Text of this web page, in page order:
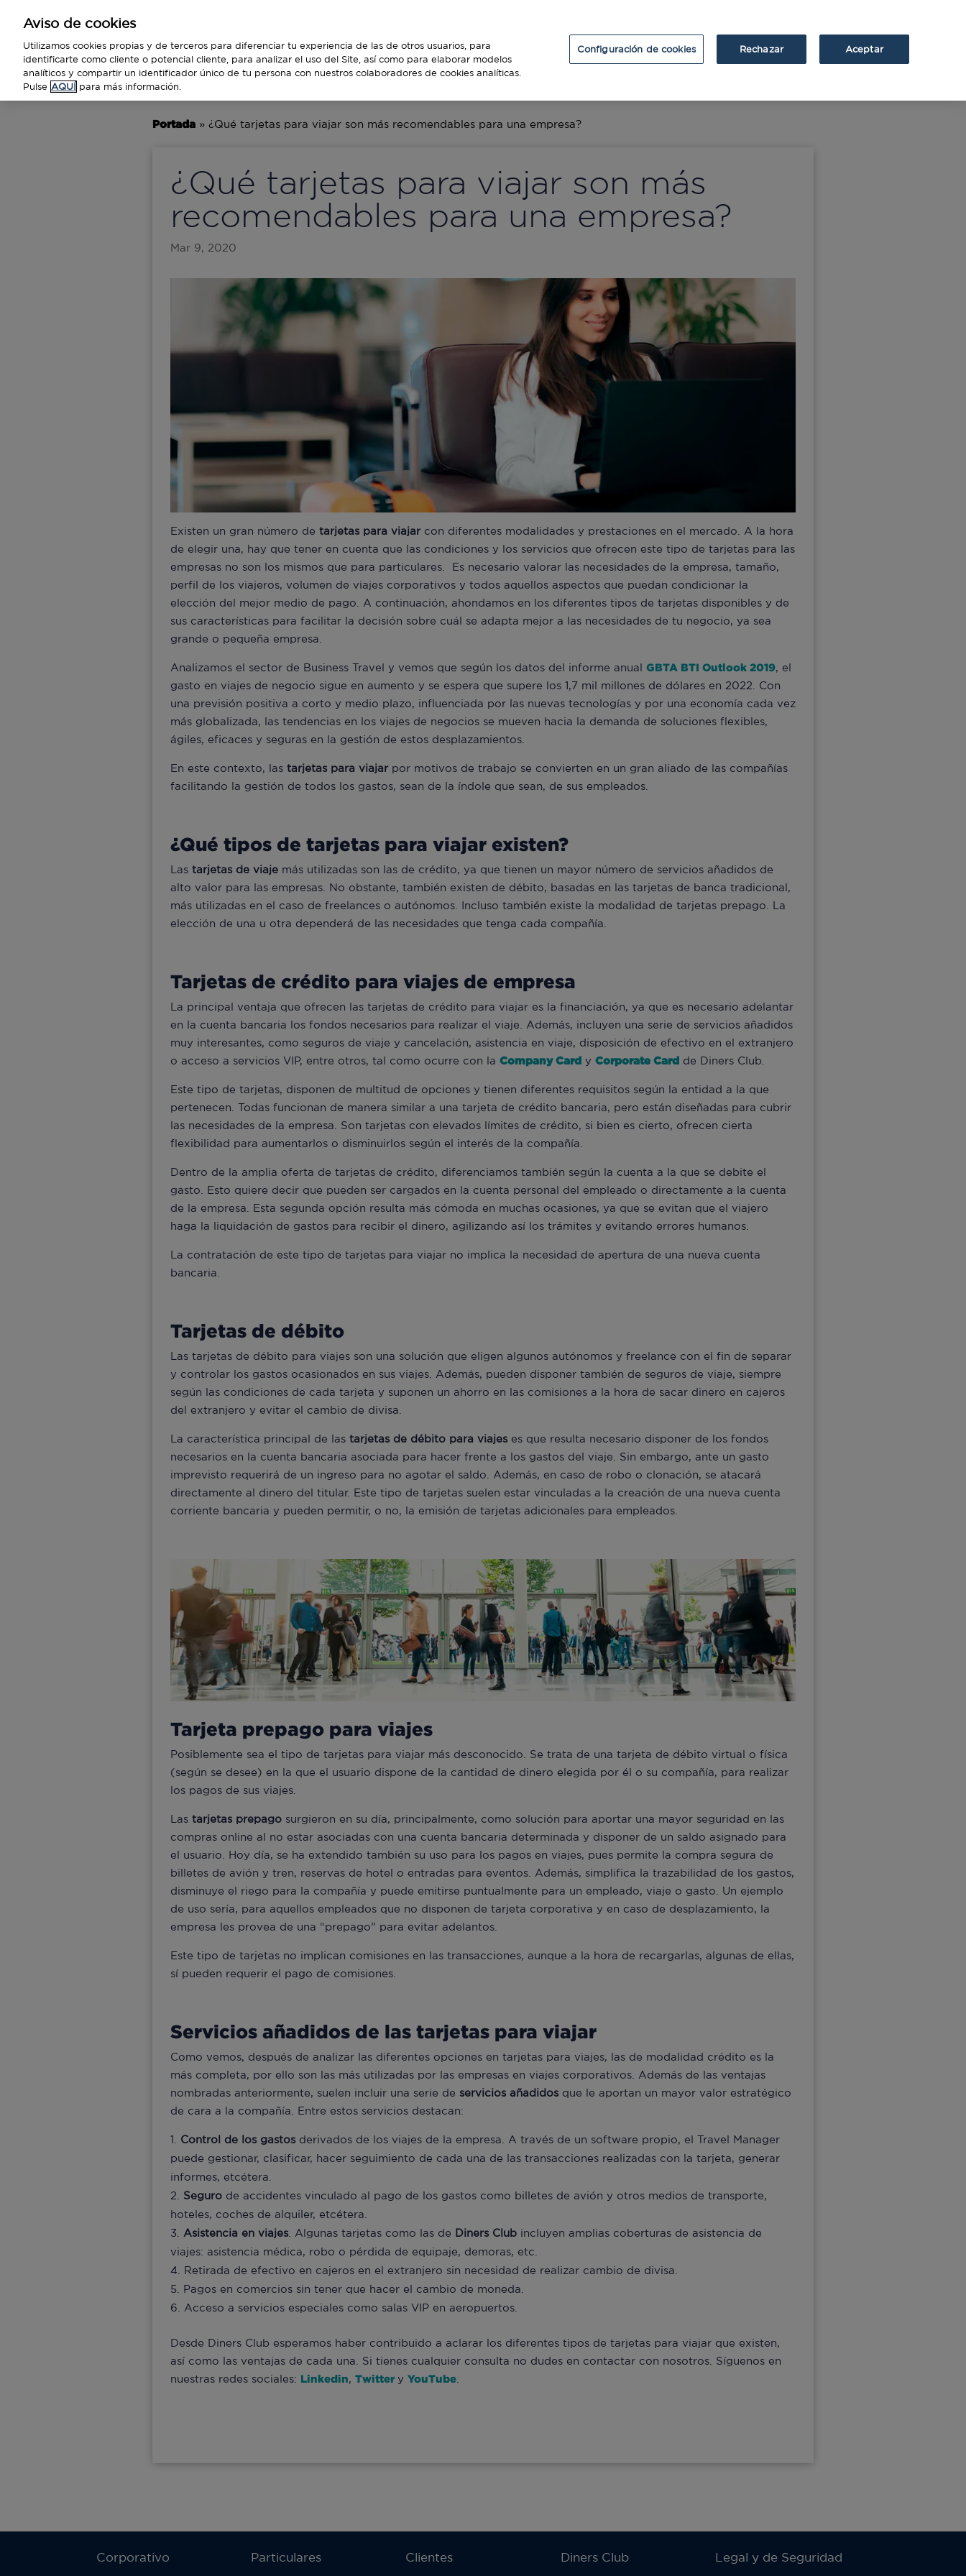
BUSINESS TECNOLOGÍA VIAJES
Portada » ¿Qué tarjetas para viajar son más recomendables para una empresa?
¿Qué tarjetas para viajar son más
recomendables para una empresa?
Mar 9, 2020
Existen un gran número de tarjetas para viajarcon diferentes modalidades y prestaciones en el mercado. A la hora
de elegir una, hay que tener en cuenta que las condiciones y los servicios que ofrecen este tipo de tarjetas para las
empresas no son los mismos que para particulares. Es necesario valorar las necesidades de la empresa, tamaño,
perfil de los viajeros, volumen de viajes corporativos y todos aquellos aspectos que puedan condicionar la
elección del mejor medio de pago. A continuación, ahondamos en los diferentes tipos de tarjetas disponibles y de
sus características para facilitar la decisión sobre cuál se adapta mejor a las necesidades de tu negocio, ya sea
grande o pequeña empresa.
Analizamos el sector de Business Travel y vemos que según los datos del informe anual GBTA BTI Outlook 2019, el
gasto en viajes de negocio sigue en aumento y se espera que supere los 1,7 mil millones de dólares en 2022. Con
una previsión positiva a corto y medio plazo, influenciada por las nuevas tecnologías y por una economía cada vez
más globalizada, las tendencias en los viajes de negocios se mueven hacia la demanda de soluciones flexibles,
ágiles, eficaces y seguras en la gestión de estos desplazamientos.
En este contexto, las tarjetas para viajarpor motivos de trabajo se convierten en un gran aliado de las compañías
facilitando la gestión de todos los gastos, sean de la índole que sean, de sus empleados.
¿Qué tipos de tarjetas para viajar existen?
Las tarjetas de viaje más utilizadas son las de crédito, ya que tienen un mayor número de servicios añadidos de
alto valor para las empresas. No obstante, también existen de débito, basadas en las tarjetas de banca tradicional,
más utilizadas en el caso de freelances o autónomos. Incluso también existe la modalidad de tarjetas prepago. La
elección de una u otra dependerá de las necesidades que tenga cada compañía.
Tarjetas de crédito para viajes de empresa
La principal ventaja que ofrecen las tarjetas de crédito para viajar es la financiación, ya que es necesario adelantar
en la cuenta bancaria los fondos necesarios para realizar el viaje. Además, incluyen una serie de servicios añadidos
muy interesantes, como seguros de viaje y cancelación, asistencia en viaje, disposición de efectivo en el extranjero
o acceso a servicios VIP, entre otros, tal como ocurre con la Company Card y Corporate Card de Diners Club.
Este tipo de tarjetas, disponen de multitud de opciones y tienen diferentes requisitos según la entidad a la que
pertenecen. Todas funcionan de manera similar a una tarjeta de crédito bancaria, pero están diseñadas para cubrir
las necesidades de la empresa. Son tarjetas con elevados límites de crédito, si bien es cierto, ofrecen cierta
flexibilidad para aumentarlos o disminuirlos según el interés de la compañía.
Dentro de la amplia oferta de tarjetas de crédito, diferenciamos también según la cuenta a la que se debite el
gasto. Esto quiere decir que pueden ser cargados en la cuenta personal del empleado o directamente a la cuenta
de la empresa. Esta segunda opción resulta más cómoda en muchas ocasiones, ya que se evitan que el viajero
haga la liquidación de gastos para recibir el dinero, agilizando así los trámites y evitando errores humanos.
La contratación de este tipo de tarjetas para viajar no implica la necesidad de apertura de una nueva cuenta
bancaria.
Tarjetas de débito
Las tarjetas de débito para viajes son una solución que eligen algunos autónomos y freelance con el fin de separar
y controlar los gastos ocasionados en sus viajes. Además, pueden disponer también de seguros de viaje, siempre
según las condiciones de cada tarjeta y suponen un ahorro en las comisiones a la hora de sacar dinero en cajeros
del extranjero y evitar el cambio de divisa.
La característica principal de las tarjetas de débito para viajes es que resulta necesario disponer de los fondos
necesarios en la cuenta bancaria asociada para hacer frente a los gastos del viaje. Sin embargo, ante un gasto
imprevisto requerirá de un ingreso para no agotar el saldo. Además, en caso de robo o clonación, se atacará
directamente al dinero del titular. Este tipo de tarjetas suelen estar vinculadas a la creación de una nueva cuenta
corriente bancaria y pueden permitir, o no, la emisión de tarjetas adicionales para empleados.
Tarjeta prepago para viajes
Posiblemente sea el tipo de tarjetas para viajar más desconocido. Se trata de una tarjeta de débito virtual o física
(según se desee) en la que el usuario dispone de la cantidad de dinero elegida por él o su compañía, para realizar
los pagos de sus viajes.
Las tarjetas prepago surgieron en su día, principalmente, como solución para aportar una mayor seguridad en las
compras online al no estar asociadas con una cuenta bancaria determinada y disponer de un saldo asignado para
el usuario. Hoy día, se ha extendido también su uso para los pagos en viajes, pues permite la compra segura de
billetes de avión y tren, reservas de hotel o entradas para eventos. Además, simplifica la trazabilidad de los gastos,
disminuye el riego para la compañía y puede emitirse puntualmente para un empleado, viaje o gasto. Un ejemplo
de uso sería, para aquellos empleados que no disponen de tarjeta corporativa y en caso de desplazamiento, la
empresa les provea de una “prepago” para evitar adelantos.
Este tipo de tarjetas no implican comisiones en las transacciones, aunque a la hora de recargarlas, algunas de ellas,
sí pueden requerir el pago de comisiones.
Servicios añadidos de las tarjetas para viajar
Como vemos, después de analizar las diferentes opciones en tarjetas para viajes, las de modalidad crédito es la
más completa, por ello son las más utilizadas por las empresas en viajes corporativos. Además de las ventajas
nombradas anteriormente, suelen incluir una serie de servicios añadidos que le aportan un mayor valor estratégico
de cara a la compañía. Entre estos servicios destacan:
Control de los gastos derivados de los viajes de la empresa. A través de un software propio, el Travel Manager
puede gestionar, clasificar, hacer seguimiento de cada una de las transacciones realizadas con la tarjeta, generar
informes, etcétera.
Seguro de accidentes vinculado al pago de los gastos como billetes de avión y otros medios de transporte,
hoteles, coches de alquiler, etcétera.
Asistencia en viajes . Algunas tarjetas como las de Diners Club incluyen amplias coberturas de asistencia de
viajes: asistencia médica, robo o pérdida de equipaje, demoras, etc.
Retirada de efectivo en cajeros en el extranjero sin necesidad de realizar cambio de divisa.
Pagos en comercios sin tener que hacer el cambio de moneda.
Acceso a servicios especiales como salas VIP en aeropuertos.
Desde Diners Club esperamos haber contribuido a aclarar los diferentes tipos de tarjetas para viajar que existen,
así como las ventajas de cada una. Si tienes cualquier consulta no dudes en contactar con nosotros. Síguenos en
nuestras redes sociales: Linkedin, Twitter y YouTube
Corporativo Particulares Clientes Diners Club Legal y de Seguridad
Aviso de cookies
Utilizamos cookies propias y de terceros para diferenciar tu experiencia de las de otros usuarios, para
identificarte como cliente o potencial cliente, para analizar el uso del Site, así como para elaborar modelos
analíticos y compartir un identificador único de tu persona con nuestros colaboradores de cookies analíticas.
Pulse AQUÍ para más información.
Configuración de cookies Rechazar Aceptar